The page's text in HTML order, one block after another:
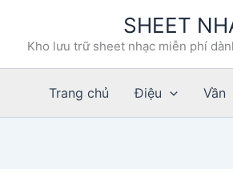
SHEET
Kho lưu trữ sheet nhạc miễn phí
Trang chủ Điệu Vần